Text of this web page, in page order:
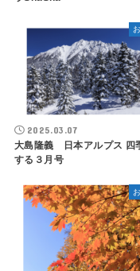
2025.03.07
大島隆義 日本アルプス 四
する３月号